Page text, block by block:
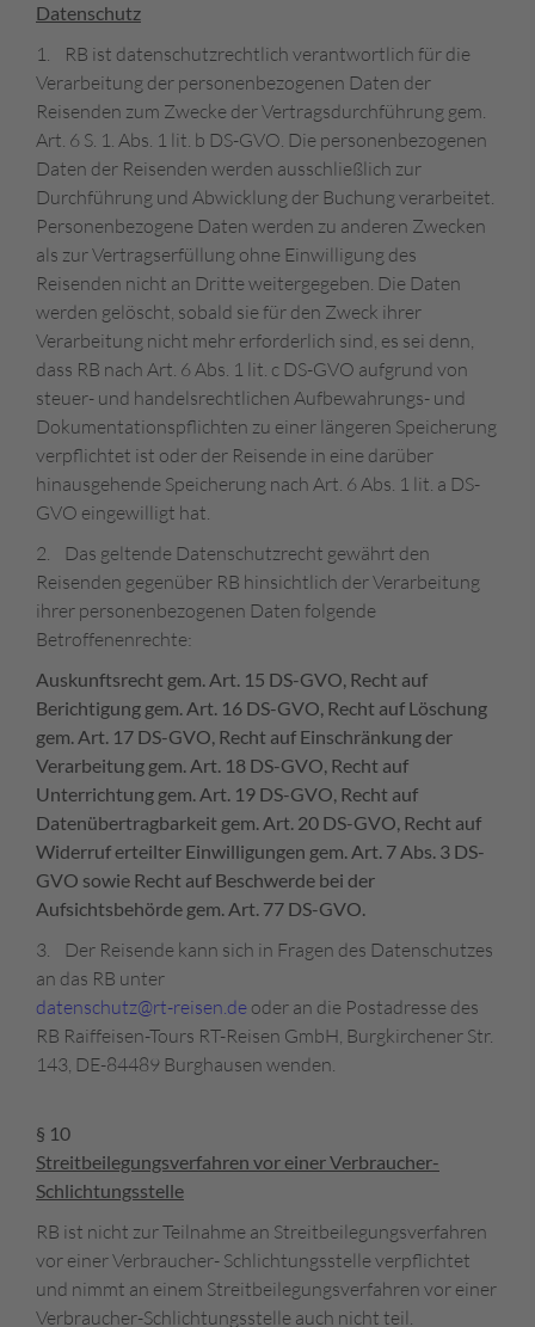
Datenschutz
1. RB ist datenschutzrechtlich verantwortlich für die
Verarbeitung der personenbezogenen Daten der
Reisenden zum Zwecke der Vertragsdurchführung gem.
Art. 6 S. 1. Abs. 1 lit. b DS-GVO. Die personenbezogenen
Daten der Reisenden werden ausschließlich zur
Durchführung und Abwicklung der Buchung verarbeitet.
Personenbezogene Daten werden zu anderen Zwecken
als zur Vertragserfüllung ohne Einwilligung des
Reisenden nicht an Dritte weitergegeben. Die Daten
werden gelöscht, sobald sie für den Zweck ihrer
Verarbeitung nicht mehr erforderlich sind, es sei denn,
dass RB nach Art. 6 Abs. 1 lit. c DS-GVO aufgrund von
steuer- und handelsrechtlichen Aufbewahrungs- und
Dokumentationspflichten zu einer längeren Speicherung
verpflichtet ist oder der Reisende in eine darüber
hinausgehende Speicherung nach Art. 6 Abs. 1 lit. a DS-
GVO eingewilligt hat.
2. Das geltende Datenschutzrecht gewährt den
Reisenden gegenüber RB hinsichtlich der Verarbeitung
ihrer personenbezogenen Daten folgende
Betroffenenrechte:
Auskunftsrecht gem. Art. 15 DS-GVO, Recht auf
Berichtigung gem. Art. 16 DS-GVO, Recht auf Löschung
gem. Art. 17 DS-GVO, Recht auf Einschränkung der
Verarbeitung gem. Art. 18 DS-GVO, Recht auf
Unterrichtung gem. Art. 19 DS-GVO, Recht auf
Datenübertragbarkeit gem. Art. 20 DS-GVO, Recht auf
Widerruf erteilter Einwilligungen gem. Art. 7 Abs. 3 DS-
GVO sowie Recht auf Beschwerde bei der
Aufsichtsbehörde gem. Art. 77 DS-GVO.
3. Der Reisende kann sich in Fragen des Datenschutzes
an das RB unter
datenschutz@rt-reisen.de oder an die Postadresse des
RB Raiffeisen-Tours RT-Reisen GmbH, Burgkirchener Str.
143, DE-84489 Burghausen wenden.
§ 10
Streitbeilegungsverfahren vor einer Verbraucher-
Schlichtungsstelle
RB ist nicht zur Teilnahme an Streitbeilegungsverfahren
vor einer Verbraucher- Schlichtungsstelle verpflichtet
und nimmt an einem Streitbeilegungsverfahren vor einer
Verbraucher-Schlichtungsstelle auch nicht teil.